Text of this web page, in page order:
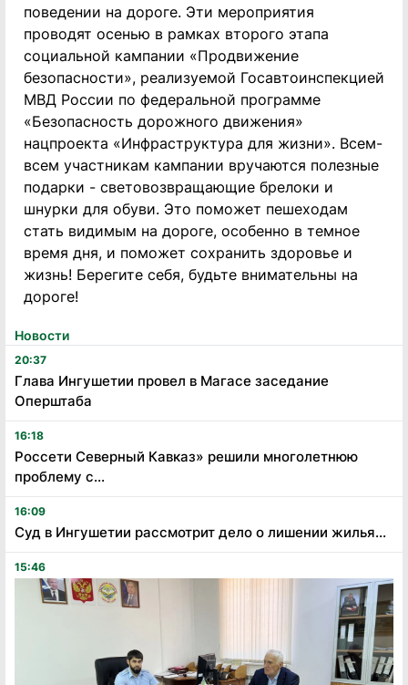
Новости
20:37
Глава Ингушетии провел в Магасе заседание
Оперштаба
16:18
Россети Северный Кавказ» решили многолетнюю
проблему с...
16:09
Суд в Ингушетии рассмотрит дело о лишении жилья...
15:46
поведении на дороге. Эти мероприятия
проводят осенью в рамках второго этапа
социальной кампании «Продвижение
безопасности», реализуемой Госавтоинспекцией
МВД России по федеральной программе
«Безопасность дорожного движения»
нацпроекта «Инфраструктура для жизни». Всем-
всем участникам кампании вручаются полезные
подарки - световозвращающие брелоки и
шнурки для обуви. Это поможет пешеходам
стать видимым на дороге, особенно в темное
время дня, и поможет сохранить здоровье и
жизнь! Берегите себя, будьте внимательны на
дороге!